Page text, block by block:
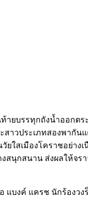
ยบรรทุกถังน้ำออกตร
าวประเภทสองพากันแ
ยใสเมืองโคราชอย่าง
สนุกสนาน ส่งผลให้จร
แบงค์ แครช นักร้องวง